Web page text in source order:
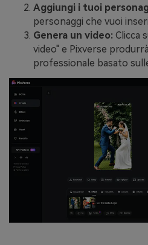
Aggiungi i tuoi
personaggi che vuoi
Genera un video: Clicca
video" e Pixverse
professionale basato